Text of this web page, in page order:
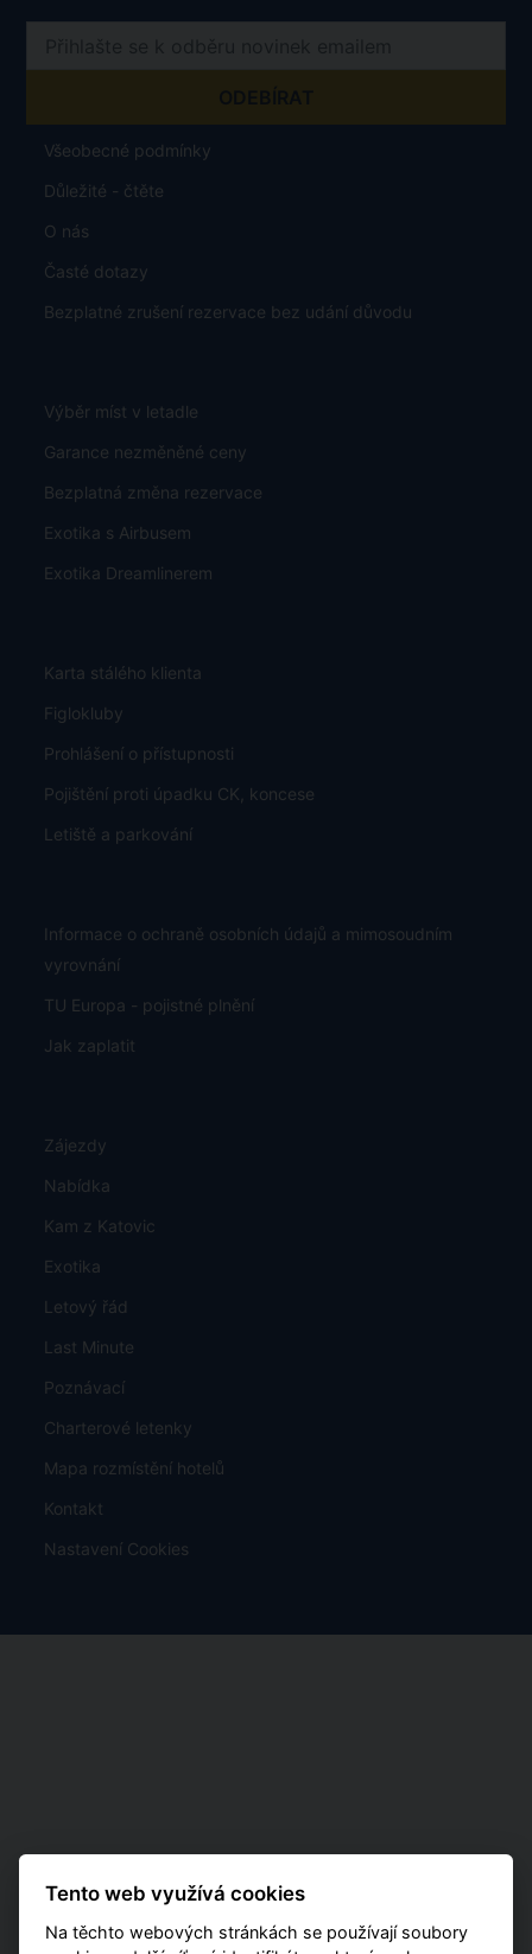
Všeobecné podmínky
Důležité - čtěte
O nás
Časté dotazy
Bezplatné zrušení rezervace bez udání důvodu
Výběr míst v letadle
Garance nezměněné ceny
Bezplatná změna rezervace
Exotika s Airbusem
Exotika Dreamlinerem
Karta stálého klienta
Figlokluby
Prohlášení o přístupnosti
Pojištění proti úpadku CK, koncese
Letiště a parkování
Informace o ochraně osobních údajů a mimosoudním
vyrovnání
TU Europa - pojistné plnění
Jak zaplatit
Zájezdy
Nabídka
Kam z Katovic
Exotika
Letový řád
Last Minute
Poznávací
Charterové letenky
Mapa rozmístění hotelů
Kontakt
Nastavení Cookies
Tento web využívá cookies
Na těchto webových stránkách se používají soubory